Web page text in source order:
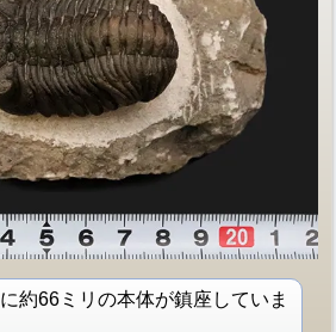
約66ミリの本体が鎮座していま